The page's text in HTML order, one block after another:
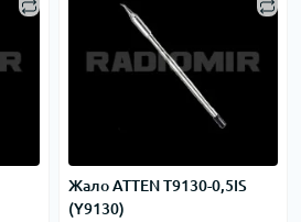
Жало ATTEN T9130-0,5IS
(Y9130)